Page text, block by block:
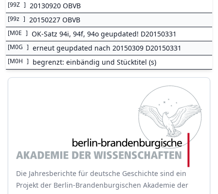
[99Z ] 20130920 OBVB
[99z ] 20150227 OBVB
[M0E ] OK-Satz 94i, 94f, 94o geupdated! D20150331
[M0G ] erneut geupdated nach 20150309 D20150331
[M0H ] begrenzt: einbändig und Stücktitel (s)
Die Jahresberichte für deutsche Geschichte sind ein
Projekt der Berlin-Brandenburgischen Akademie der